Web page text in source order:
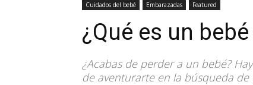
Cuidados del bebé Embarazadas Featured
¿Qué es un
¿Acabas de perder a un bebé?
de aventurarte en la búsqueda de